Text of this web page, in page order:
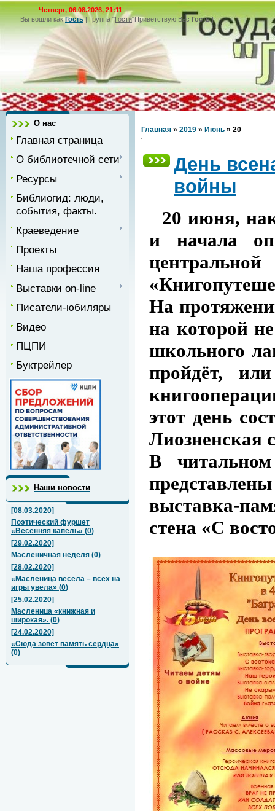
Четверг, 06.08.2026, 21:11
Вы вошли как Гость|Группа"Гости"Приветствую Вас Гость|
О нас
Главная страница
О библиотечной сети
Ресурсы
Библиогид: люди,
события, факты.
Краеведение
Проекты
Наша профессия
Выставки on-line
Писатели-юбиляры
Видео
ПЦПИ
Буктрейлер
Наши новости
[08.03.2020]
Поэтический фуршет
«Весенняя капель» (0)
[29.02.2020]
Масленичная неделя (0)
[28.02.2020]
«Масленица весела – всех на
игры увела» (0)
[25.02.2020]
Масленица «книжная и
широкая». (0)
[24.02.2020]
«Сюда зовёт память сердца»
(0)
Главная » 2019 » Июнь » 20
День
войны
20 июня,
и начала
На
на которой
школьного
пройдёт,
этот день
Лиозненская
В
выставка-
стена «С